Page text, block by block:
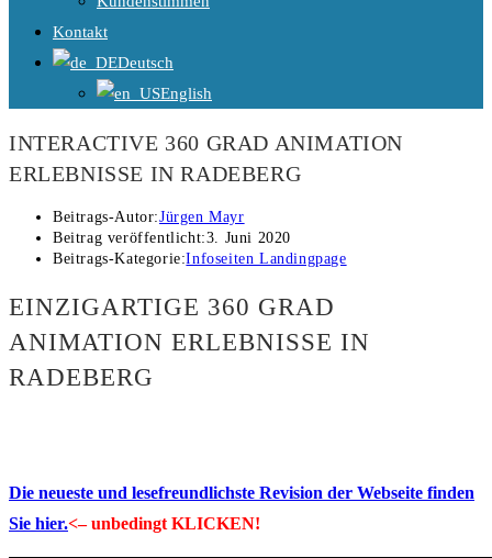
Kontakt
Deutsch
English
INTERACTIVE 360 GRAD ANIMATION
ERLEBNISSE IN RADEBERG
Beitrags-Autor:Jürgen Mayr
Beitrag veröffentlicht:3. Juni 2020
Beitrags-Kategorie:Infoseiten Landingpage
EINZIGARTIGE 360 GRAD
ANIMATION ERLEBNISSE IN
RADEBERG
Die neueste und lesefreundlichste Revision der Webseite finden
Sie hier.<– unbedingt KLICKEN!